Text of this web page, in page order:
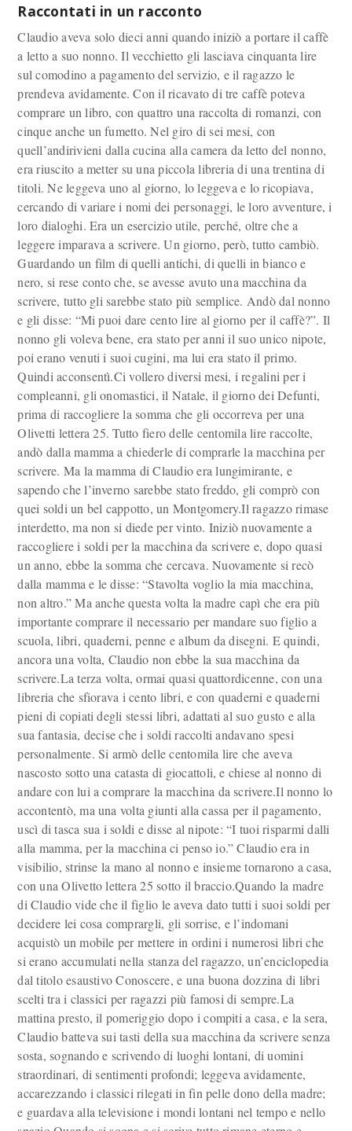
Raccontati in un racconto
Claudio aveva solo dieci anni quando iniziò a portare il caffè
a letto a suo nonno. Il vecchietto gli lasciava cinquanta lire
sul comodino a pagamento del servizio, e il ragazzo le
prendeva avidamente. Con il ricavato di tre caffè poteva
comprare un libro, con quattro una raccolta di romanzi, con
cinque anche un fumetto. Nel giro di sei mesi, con
quell’andirivieni dalla cucina alla camera da letto del nonno,
era riuscito a metter su una piccola libreria di una trentina di
titoli. Ne leggeva uno al giorno, lo leggeva e lo ricopiava,
cercando di variare i nomi dei personaggi, le loro avventure, i
loro dialoghi. Era un esercizio utile, perché, oltre che a
leggere imparava a scrivere. Un giorno, però, tutto cambiò.
Guardando un film di quelli antichi, di quelli in bianco e
nero, si rese conto che, se avesse avuto una macchina da
scrivere, tutto gli sarebbe stato più semplice. Andò dal nonno
e gli disse: “Mi puoi dare cento lire al giorno per il caffè?”. Il
nonno gli voleva bene, era stato per anni il suo unico nipote,
poi erano venuti i suoi cugini, ma lui era stato il primo.
Quindi acconsentì.Ci vollero diversi mesi, i regalini per i
compleanni, gli onomastici, il Natale, il giorno dei Defunti,
prima di raccogliere la somma che gli occorreva per una
Olivetti lettera 25. Tutto fiero delle centomila lire raccolte,
andò dalla mamma a chiederle di comprarle la macchina per
scrivere. Ma la mamma di Claudio era lungimirante, e
sapendo che l’inverno sarebbe stato freddo, gli comprò con
quei soldi un bel cappotto, un Montgomery.Il ragazzo rimase
interdetto, ma non si diede per vinto. Iniziò nuovamente a
raccogliere i soldi per la macchina da scrivere e, dopo quasi
un anno, ebbe la somma che cercava. Nuovamente si recò
dalla mamma e le disse: “Stavolta voglio la mia macchina,
non altro.” Ma anche questa volta la madre capì che era più
importante comprare il necessario per mandare suo figlio a
scuola, libri, quaderni, penne e album da disegni. E quindi,
ancora una volta, Claudio non ebbe la sua macchina da
scrivere.La terza volta, ormai quasi quattordicenne, con una
libreria che sfiorava i cento libri, e con quaderni e quaderni
pieni di copiati degli stessi libri, adattati al suo gusto e alla
sua fantasia, decise che i soldi raccolti andavano spesi
personalmente. Si armò delle centomila lire che aveva
nascosto sotto una catasta di giocattoli, e chiese al nonno di
andare con lui a comprare la macchina da scrivere.Il nonno lo
accontentò, ma una volta giunti alla cassa per il pagamento,
uscì di tasca sua i soldi e disse al nipote: “I tuoi risparmi dalli
alla mamma, per la macchina ci penso io.” Claudio era in
visibilio, strinse la mano al nonno e insieme tornarono a casa,
con una Olivetto lettera 25 sotto il braccio.Quando la madre
di Claudio vide che il figlio le aveva dato tutti i suoi soldi per
decidere lei cosa comprargli, gli sorrise, e l’indomani
acquistò un mobile per mettere in ordini i numerosi libri che
si erano accumulati nella stanza del ragazzo, un’enciclopedia
dal titolo esaustivo Conoscere, e una buona dozzina di libri
scelti tra i classici per ragazzi più famosi di sempre.La
mattina presto, il pomeriggio dopo i compiti a casa, e la sera,
Claudio batteva sui tasti della sua macchina da scrivere senza
sosta, sognando e scrivendo di luoghi lontani, di uomini
straordinari, di sentimenti profondi; leggeva avidamente,
accarezzando i classici rilegati in fin pelle dono della madre;
e guardava alla televisione i mondi lontani nel tempo e nello